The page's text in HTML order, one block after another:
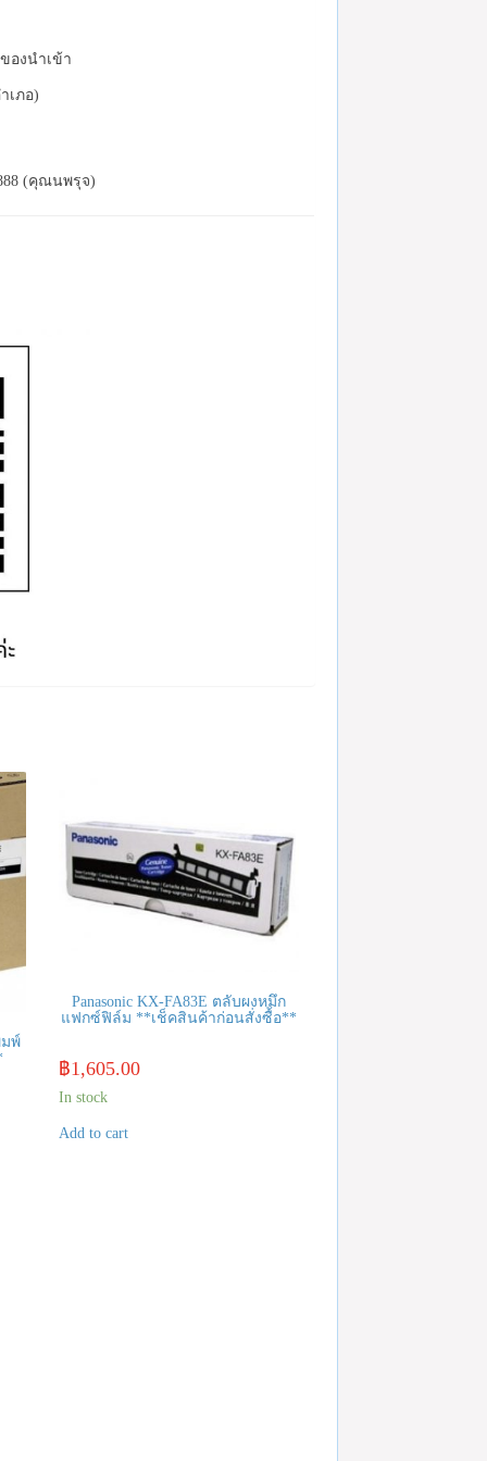
องนำเข้า
เภอ)
(คุณนพรุจ)
มพ์
Panasonic KX-FA83E ตลับผงหมึก
แฟกซ์ฟิล์ม **เช็คสินค้าก่อนสั่งซื้อ**
฿1,605.00
In stock
Add to cart